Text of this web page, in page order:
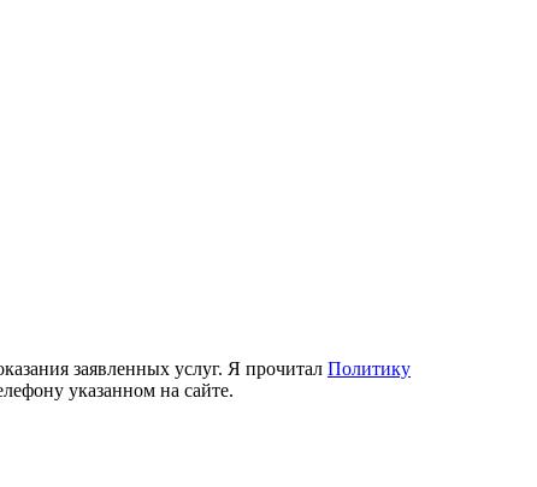
заявленных услуг. Я прочитал Политику
указанном на сайте.